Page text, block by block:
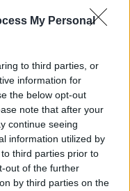
My Personal
to third parties, or
information for
the below opt-out
note that after your
continue seeing
information utilized by
third parties prior to
out of the further
by third parties on the